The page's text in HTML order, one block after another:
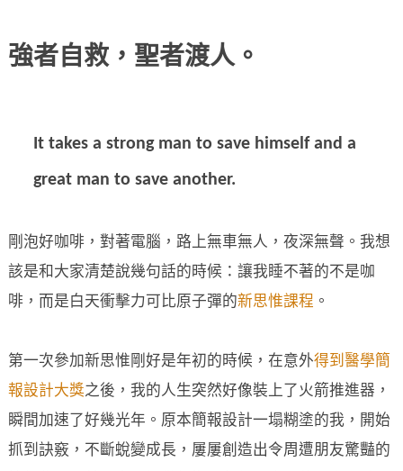
強者自救，聖者渡人。
It takes a strong man to save himself and a
great man to save another.
剛泡好咖啡，對著電腦，路上無車無人，夜深無聲。我想
該是和大家清楚說幾句話的時候：讓我睡不著的不是咖
啡，而是白天衝擊力可比原子彈的新思惟課程 。
第一次參加新思惟剛好是年初的時候，在意外得到醫學簡
報設計大獎之後，我的人生突然好像裝上了火箭推進器，
瞬間加速了好幾光年。原本簡報設計一塌糊塗的我，開始
抓到訣竅，不斷蛻變成長，屢屢創造出令周遭朋友驚豔的